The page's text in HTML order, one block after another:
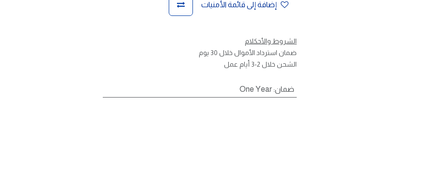
إضافة إلى قائمة الأمنيات
الشروط والأحكلام
ضمان استرداد الأموال خلال 30 يوم
الشحن خلال 2-3 أيام عمل
ضمان:
One Year